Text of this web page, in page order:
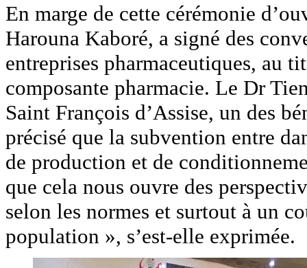
En marge de cette cérémonie
Harouna Kaboré, a signé des
entreprises pharmaceutiques, au
composante pharmacie. Le Dr
Saint François d’Assise, un des
précisé que la subvention entre
de production et de
que cela nous ouvre des
selon les normes et surtout à un
population », s’est-elle exprimée.